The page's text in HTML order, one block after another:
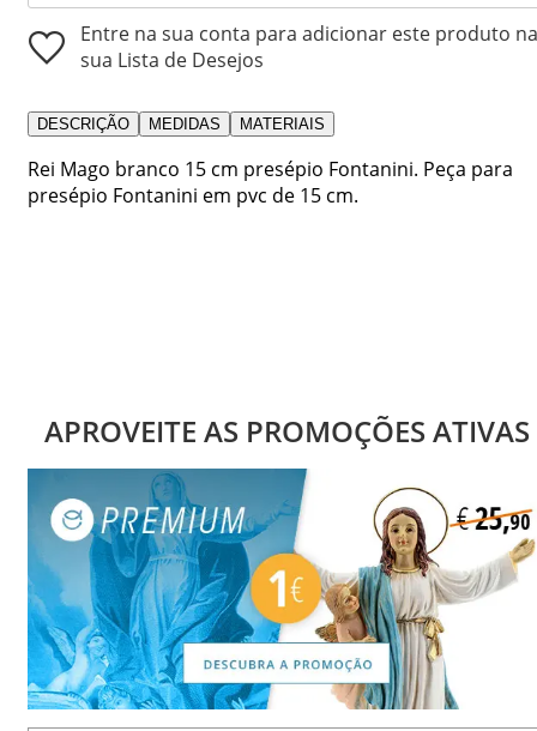
Entre na sua conta para adicionar este produto na
sua Lista de Desejos
DESCRIÇÃO MEDIDAS MATERIAIS
Rei Mago branco 15 cm presépio Fontanini. Peça para
presépio Fontanini em pvc de 15 cm.
APROVEITE AS PROMOÇÕES ATIVAS